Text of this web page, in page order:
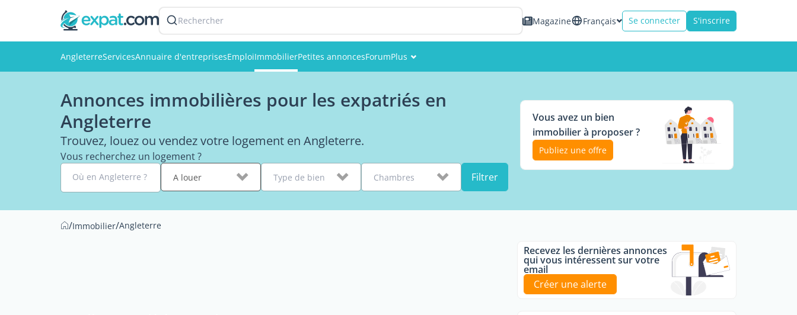
Rechercher Magazine Français Se connecter S'inscrire
AngleterreServicesAnnuaire d'entreprisesEmploiImmobilierPetites annoncesForumPlus
Membres
Annonces immobilières pour les expatriés en
Angleterre
Trouvez, louez ou vendez votre logement en Angleterre.
Vous recherchez un logement ?
Où en Angleterre ? A louer Type de bien Chambres Filtrer
Vous avez un bien
immobilier à proposer ?
Publiez une offre
/Immobilier/Angleterre
Recevez les dernières annonces
qui vous intéressent sur votre
email
Créer une alerte